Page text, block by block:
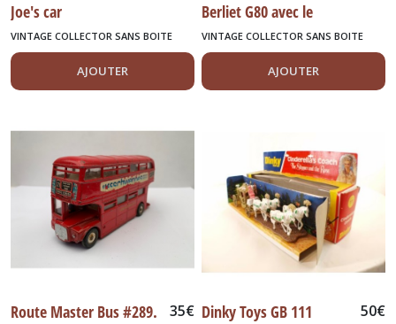
Joe's car
VINTAGE COLLECTOR SANS BOITE
AJOUTER
Berliet G80 avec le
crochet
VINTAGE COLLECTOR SANS BOITE
AJOUTER
Route Master Bus #289.
35€ Dinky Toys GB 111
50€